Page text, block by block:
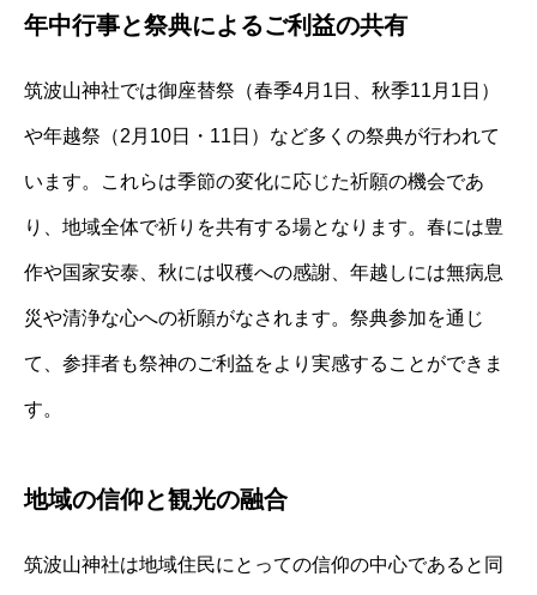
年中行事と祭典によるご利益の共有
筑波山神社では御座替祭（春季4月1日、秋季11月1日）
や年越祭（2月10日・11日）など多くの祭典が行われて
います。これらは季節の変化に応じた祈願の機会であ
り、地域全体で祈りを共有する場となります。春には豊
作や国家安泰、秋には収穫への感謝、年越しには無病息
災や清浄な心への祈願がなされます。祭典参加を通じ
て、参拝者も祭神のご利益をより実感することができま
す。
地域の信仰と観光の融合
筑波山神社は地域住民にとっての信仰の中心であると同